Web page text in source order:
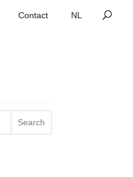
Contact